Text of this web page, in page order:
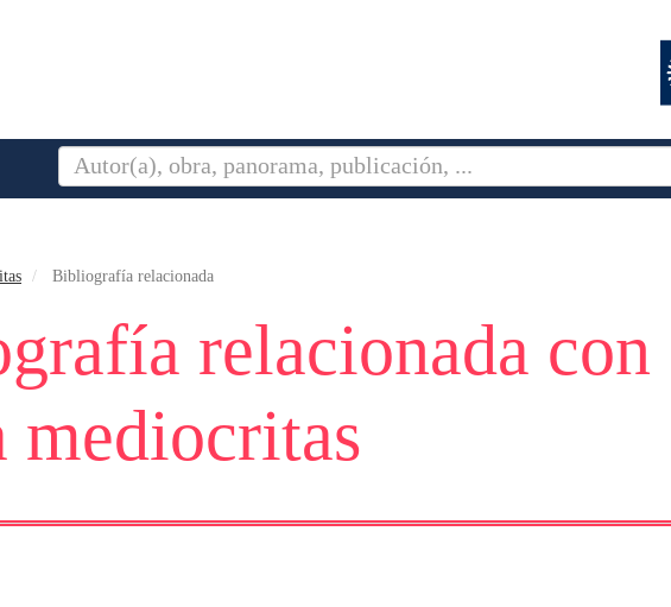
Bibliografía relacionada
relacionada con
mediocritas